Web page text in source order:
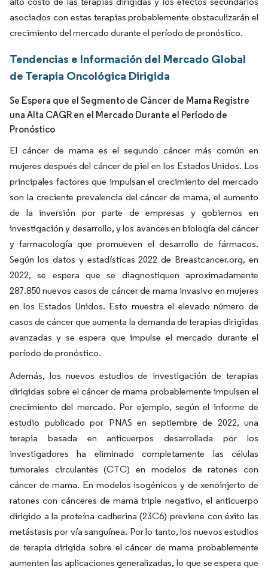
asociados con estas terapias probablemente obstaculizarán el
crecimiento del mercado durante el período de pronóstico.
Tendencias e Información del Mercado Global
de Terapia Oncológica Dirigida
Se Espera que el Segmento de Cáncer de Mama Registre
una Alta CAGR en el Mercado Durante el Período de
Pronóstico
El cáncer de mama es el segundo cáncer más común en
mujeres después del cáncer de piel en los Estados Unidos. Los
principales factores que impulsan el crecimiento del mercado
son la creciente prevalencia del cáncer de mama, el aumento
de la inversión por parte de empresas y gobiernos en
investigación y desarrollo, y los avances en biología del cáncer
y farmacología que promueven el desarrollo de fármacos.
Según los datos y estadísticas 2022 de Breastcancer.org, en
2022, se espera que se diagnostiquen aproximadamente
287.850 nuevos casos de cáncer de mama invasivo en mujeres
en los Estados Unidos. Esto muestra el elevado número de
casos de cáncer que aumenta la demanda de terapias dirigidas
avanzadas y se espera que impulse el mercado durante el
período de pronóstico.
Además, los nuevos estudios de investigación de terapias
dirigidas sobre el cáncer de mama probablemente impulsen el
crecimiento del mercado. Por ejemplo, según el informe de
estudio publicado por PNAS en septiembre de 2022, una
terapia basada en anticuerpos desarrollada por los
investigadores ha eliminado completamente las células
tumorales circulantes (CTC) en modelos de ratones con
cáncer de mama. En modelos isogénicos y de xenoinjerto de
ratones con cánceres de mama triple negativo, el anticuerpo
dirigido a la proteína cadherina (23C6) previene con éxito las
metástasis por vía sanguínea. Por lo tanto, los nuevos estudios
de terapia dirigida sobre el cáncer de mama probablemente
aumenten las aplicaciones generalizadas, lo que se espera que